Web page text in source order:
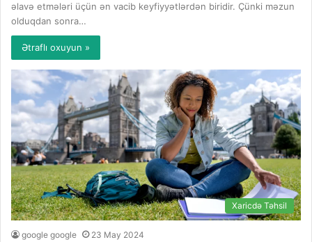
əlavə etmələri üçün ən vacib keyfiyyətlərdən biridir. Çünki məzun
olduqdan sonra…
Ətraflı oxuyun »
Xaricdə Təhsil
google google 23 May 2024